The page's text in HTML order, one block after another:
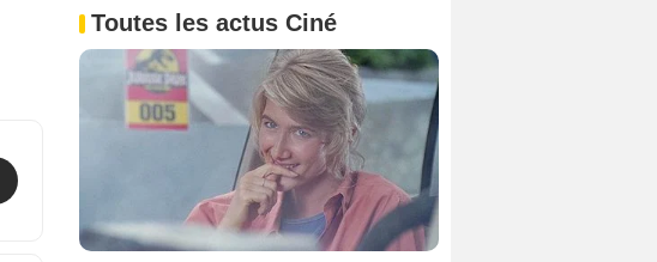
Toutes les actus Ciné